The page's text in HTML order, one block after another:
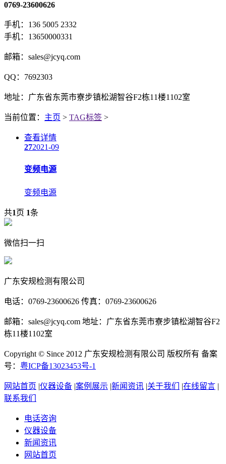
0769-23600626
手机：136 5005 2332
手机：13650000331
邮箱：sales@jcyq.com
QQ：7692303
地址：广东省东莞市寮步镇松湖智谷F2栋11楼1102室
当前位置： 主页 > TAG标签 >
查看详情
272021-09
变频电源
变频电源
共1页 1条
微信扫一扫
广东安规检测有限公司
电话：0769-23600626 传真：0769-23600626
邮箱：sales@jcyq.com 地址：广东省东莞市寮步镇松湖智谷F2
栋11楼1102室
Copyright © Since 2012 广东安规检测有限公司 版权所有 备案
号： 粤ICP备13023453号-1
网站首页 |仪器设备 |案例展示 |新闻资讯 |关于我们 |在线留言 |
联系我们
电话咨询
仪器设备
新闻资讯
网站首页